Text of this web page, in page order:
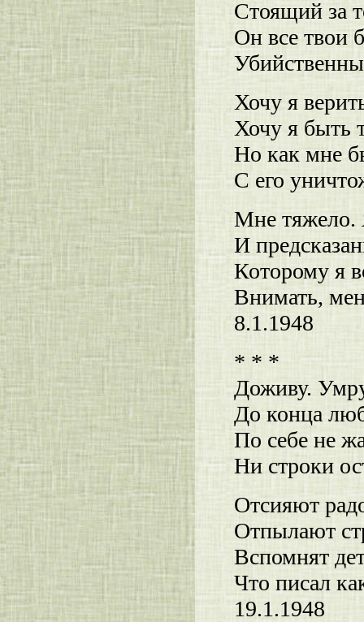
Стоящий за
Он все твои
Хочу я
Хочу я быть
Но как мне
С его
Мне тяжело.
И
Которому я
Внимать,
8.1.1948
* * *
Доживу.
До конца
По себе не
Ни строки
Отсияют
Отпылают
Вспомнят
Что писал
19.1.1948